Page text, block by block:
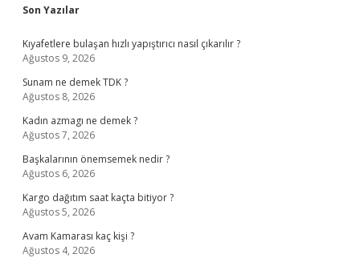
Sidebar
Son Yazılar
Kıyafetlere bulaşan hızlı yapıştırıcı nasıl çıkarılır ?
Ağustos 9, 2026
Sunam ne demek TDK ?
Ağustos 8, 2026
Kadın azmagı ne demek ?
Ağustos 7, 2026
Başkalarının önemsemek nedir ?
Ağustos 6, 2026
Kargo dağıtım saat kaçta bitiyor ?
Ağustos 5, 2026
Avam Kamarası kaç kişi ?
Ağustos 4, 2026